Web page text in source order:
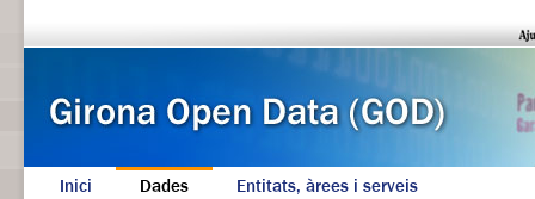
Inici Dades Entitats, àrees i serveis